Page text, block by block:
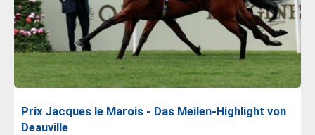
Prix Jacques le Marois - Das Meilen-Highlight von
Deauville